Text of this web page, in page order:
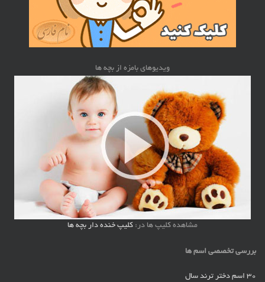
ویدیوهای بامزه از بچه ها
مشاهده کلیپ ها در: کلیپ خنده دار بچه ها
بررسی تخصصی اسم ها
30 اسم دختر ترند سال